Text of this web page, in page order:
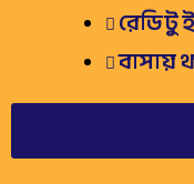
রেডি টু
বাসায়